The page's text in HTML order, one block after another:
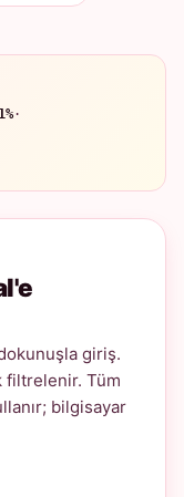
·
giriş.
filtrelenir. Tüm
bilgisayar